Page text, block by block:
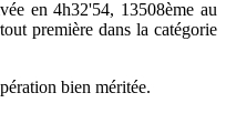
en 4h32'54, 13508ème au
première dans la catégorie
bien méritée.